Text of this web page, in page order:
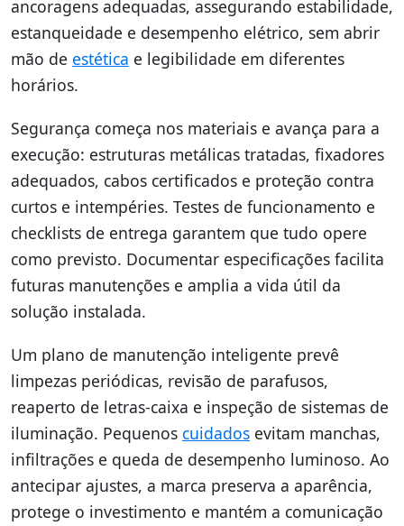
ancoragens adequadas, assegurando estabilidade,
estanqueidade e desempenho elétrico, sem abrir
mão de estética e legibilidade em diferentes
horários.
Segurança começa nos materiais e avança para a
execução: estruturas metálicas tratadas, fixadores
adequados, cabos certificados e proteção contra
curtos e intempéries. Testes de funcionamento e
checklists de entrega garantem que tudo opere
como previsto. Documentar especificações facilita
futuras manutenções e amplia a vida útil da
solução instalada.
Um plano de manutenção inteligente prevê
limpezas periódicas, revisão de parafusos,
reaperto de letras-caixa e inspeção de sistemas de
iluminação. Pequenos cuidados evitam manchas,
infiltrações e queda de desempenho luminoso. Ao
antecipar ajustes, a marca preserva a aparência,
protege o investimento e mantém a comunicação